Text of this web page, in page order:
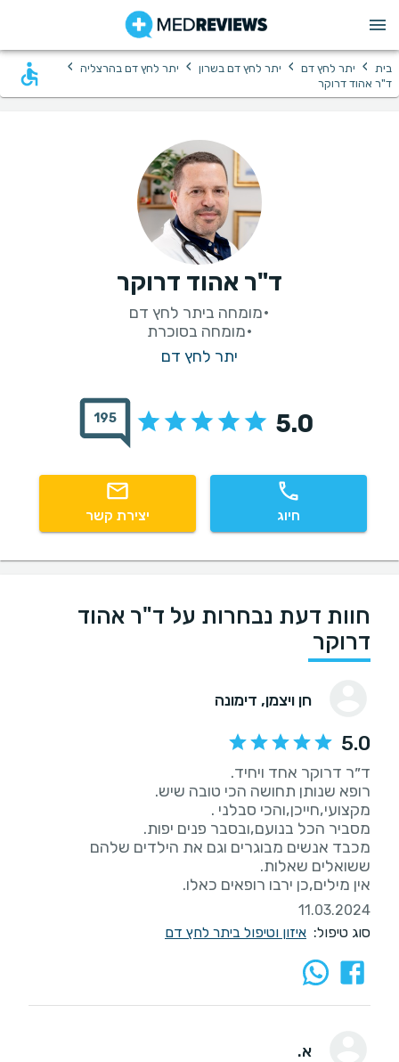
בית › יתר לחץ דם › יתר לחץ דם בשרון › יתר לחץ דם בהרצליה ›
ד"ר אהוד דרוקר
ד"ר אהוד דרוקר
•מומחה בסוכרת
יתר לחץ דם
5.0
195
חיוג יצירת קשר
חוות דעת נבחרות על ד"ר אהוד
דרוקר
חן ויצמן, דימונה
5.0
מכבד אנשים מבוגרים וגם את הילדים שלהם
אין מילים,כן ירבו רופאים כאלו.
11.03.2024
סוג טיפול: איזון וטיפול ביתר לחץ דם
א.